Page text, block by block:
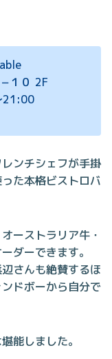
１０ 2F
21:00
ンチシェフが手掛
た本格ビストロバ
ーストラリア牛・
ダーできます。
さんも絶賛するほ
ドボーから自分で
能しました。